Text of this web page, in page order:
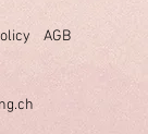
AGB